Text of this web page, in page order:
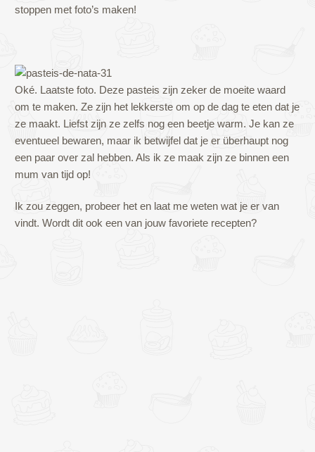
stoppen met foto’s maken!
Oké. Laatste foto. Deze pasteis zijn zeker de moeite waard
om te maken. Ze zijn het lekkerste om op de dag te eten dat je
ze maakt. Liefst zijn ze zelfs nog een beetje warm. Je kan ze
eventueel bewaren, maar ik betwijfel dat je er überhaupt nog
een paar over zal hebben. Als ik ze maak zijn ze binnen een
mum van tijd op!
Ik zou zeggen, probeer het en laat me weten wat je er van
vindt. Wordt dit ook een van jouw favoriete recepten?